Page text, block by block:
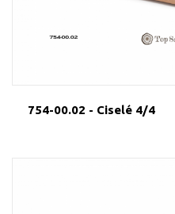
754-00.02 - Ciselé 4/4